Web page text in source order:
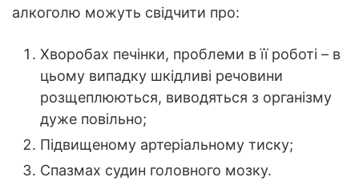
алкоголю можуть свідчити про:
Хворобах печінки, проблеми в її роботі – в
цьому випадку шкідливі речовини
розщеплюються, виводяться з організму
дуже повільно;
Підвищеному артеріальному тиску;
Спазмах судин головного мозку.